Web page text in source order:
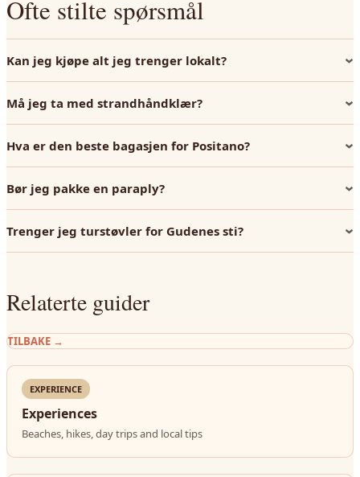
Ofte stilte spørsmål
Kan jeg kjøpe alt jeg trenger lokalt?
Må jeg ta med strandhåndklær?
Hva er den beste bagasjen for Positano?
Bør jeg pakke en paraply?
Trenger jeg turstøvler for Gudenes sti?
Relaterte guider
TILBAKE →
EXPERIENCE
Experiences
Beaches, hikes, day trips and local tips